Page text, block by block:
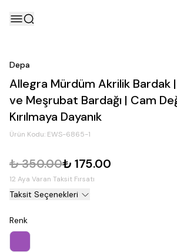
Depa
Allegra Mürdüm Akrilik Bardak
ve Meşrubat Bardağı | Cam
Kırılmaya Dayanık
Ürün Kodu: EWS-6865-1
₺ 350.00₺ 175.00
12 Aya Varan Taksit Fırsatı
Taksit Seçenekleri
Renk